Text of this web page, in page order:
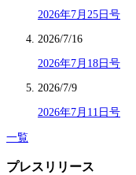
2026年7月25日号
2026/7/16
2026年7月18日号
2026/7/9
2026年7月11日号
一覧
プレスリリース